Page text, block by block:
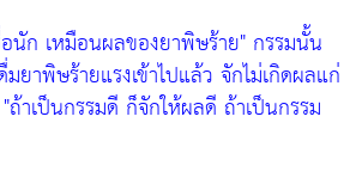
นัก เหมือนผลของยาพิษร้าย" กรรมนั้น
ยาพิษร้ายแรงเข้าไปแล้ว จักไม่เกิดผลแก่
"ถ้าเป็นกรรมดี ก็จักให้ผลดี ถ้าเป็นกรรม